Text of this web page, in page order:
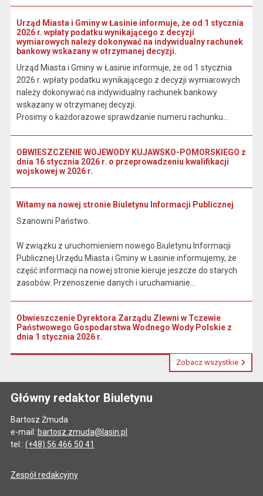
Urząd Miasta i Gminy w Łasinie informuje, że od 1 stycznia
2026 r. wpłaty podatku wynikającego z decyzji
wymiarowych należy dokonywać na indywidualny rachunek
bankowy wskazany w otrzymanej decyzji.
Urząd Miasta i Gminy w Łasinie informuje, że od 1 stycznia
2026 r. wpłaty podatku wynikającego z decyzji wymiarowych
należy dokonywać na indywidualny rachunek bankowy
wskazany w otrzymanej decyzji.
Prosimy o każdorazowe sprawdzanie numeru rachunku...
OBWIESZCZENIE WOJEWODY KUJAWSKO-POMORSKIEGO z
dnia 16 stycznia 2026 r. o przeprowadzeniu kwalifikacji
wojskowej w 2026 r.
Witamy na nowej stronie Biuletynu Informacji Publicznej
Szanowni Państwo.
W związku z uruchomieniem nowego Biuletynu Informacji
Publicznej Urzędu Miasta i Gminy w Łasinie informujemy, że
część informacji na nowej stronie kieruje jeszcze do starych
zasobów. Przenoszenie danych i uruchamianie...
Obwieszczenie Dyrektora Zarządu Zlewni w Tczewie
Państwowego Gospodarstwa Wodnego Wody Polskie z
dnia 1 stycznia 2026 r.
Zobacz wszystkie
Główny redaktor Biuletynu
Bartosz Żmuda
e-mail: bartosz.zmuda@lasin.pl
tel.: (+48) 56 466 50 41
Zespół redakcyjny